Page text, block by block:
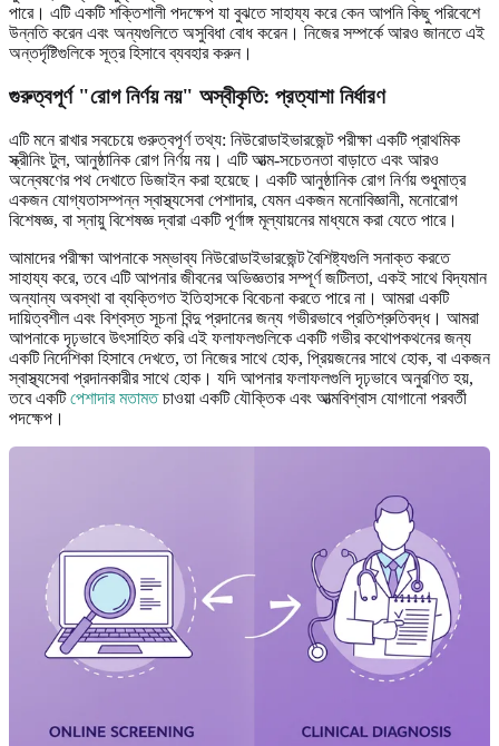
পারে। এটি একটি শক্তিশালী পদক্ষেপ যা বুঝতে সাহায্য করে কেন আপনি কিছু পরিবেশে
উন্নতি করেন এবং অন্যগুলিতে অসুবিধা বোধ করেন। নিজের সম্পর্কে আরও জানতে এই
অন্তর্দৃষ্টিগুলিকে সূত্র হিসাবে ব্যবহার করুন।
গুরুত্বপূর্ণ "রোগ নির্ণয় নয়" অস্বীকৃতি: প্রত্যাশা নির্ধারণ
এটি মনে রাখার সবচেয়ে গুরুত্বপূর্ণ তথ্য: নিউরোডাইভারজেন্ট পরীক্ষা একটি প্রাথমিক
স্ক্রীনিং টুল, আনুষ্ঠানিক রোগ নির্ণয় নয়। এটি আত্ম-সচেতনতা বাড়াতে এবং আরও
অন্বেষণের পথ দেখাতে ডিজাইন করা হয়েছে। একটি আনুষ্ঠানিক রোগ নির্ণয় শুধুমাত্র
একজন যোগ্যতাসম্পন্ন স্বাস্থ্যসেবা পেশাদার, যেমন একজন মনোবিজ্ঞানী, মনোরোগ
বিশেষজ্ঞ, বা স্নায়ু বিশেষজ্ঞ দ্বারা একটি পূর্ণাঙ্গ মূল্যায়নের মাধ্যমে করা যেতে পারে।
আমাদের পরীক্ষা আপনাকে সম্ভাব্য নিউরোডাইভারজেন্ট বৈশিষ্ট্যগুলি সনাক্ত করতে
সাহায্য করে, তবে এটি আপনার জীবনের অভিজ্ঞতার সম্পূর্ণ জটিলতা, একই সাথে বিদ্যমান
অন্যান্য অবস্থা বা ব্যক্তিগত ইতিহাসকে বিবেচনা করতে পারে না। আমরা একটি
দায়িত্বশীল এবং বিশ্বস্ত সূচনা বিন্দু প্রদানের জন্য গভীরভাবে প্রতিশ্রুতিবদ্ধ। আমরা
আপনাকে দৃঢ়ভাবে উৎসাহিত করি এই ফলাফলগুলিকে একটি গভীর কথোপকথনের জন্য
একটি নির্দেশিকা হিসাবে দেখতে, তা নিজের সাথে হোক, প্রিয়জনের সাথে হোক, বা একজন
স্বাস্থ্যসেবা প্রদানকারীর সাথে হোক। যদি আপনার ফলাফলগুলি দৃঢ়ভাবে অনুরণিত হয়,
তবে একটিপেশাদার মতামতচাওয়া একটি যৌক্তিক এবং আত্মবিশ্বাস যোগানো পরবর্তী
পদক্ষেপ।